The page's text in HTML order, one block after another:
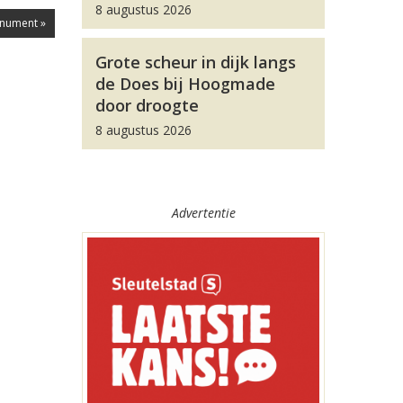
»
8 augustus 2026
Grote scheur in dijk langs
de Does bij Hoogmade
door droogte
8 augustus 2026
Advertentie